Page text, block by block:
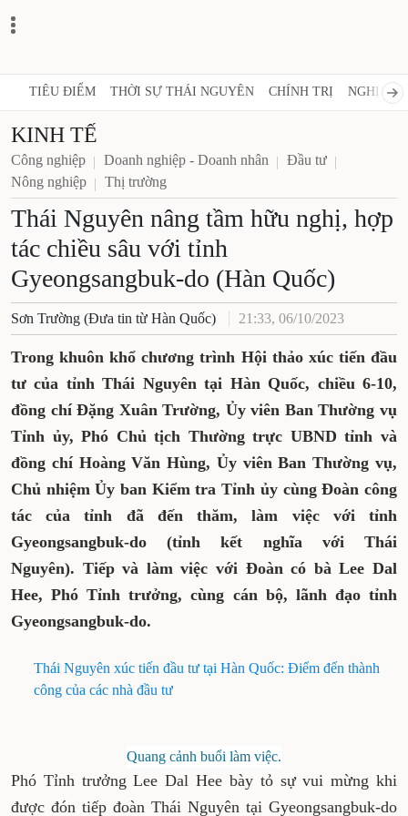
TIÊU ĐIỂM THỜI SỰ THÁI NGUYÊN CHÍNH TRỊ NGHỊ
KINH TẾ
Công nghiệp Doanh nghiệp - Doanh nhân
Đầu tư
Nông nghiệp
Thị trường
Thái Nguyên nâng tầm hữu nghị, hợp
tác chiều sâu với tỉnh
Gyeongsangbuk-do (Hàn Quốc)
Sơn Trường (Đưa tin từ Hàn Quốc) 21:33, 06/10/2023
Trong khuôn khổ chương trình Hội thảo xúc tiến đầu
tư của tỉnh Thái Nguyên tại Hàn Quốc, chiều 6-10,
đồng chí Đặng Xuân Trường, Ủy viên Ban Thường vụ
Tỉnh ủy, Phó Chủ tịch Thường trực UBND tỉnh và
đồng chí Hoàng Văn Hùng, Ủy viên Ban Thường vụ,
Chủ nhiệm Ủy ban Kiểm tra Tỉnh ủy cùng Đoàn công
tác của tỉnh đã đến thăm, làm việc với tỉnh
Gyeongsangbuk-do (tỉnh kết nghĩa với Thái
Nguyên). Tiếp và làm việc với Đoàn có bà Lee Dal
Hee, Phó Tỉnh trưởng, cùng cán bộ, lãnh đạo tỉnh
Gyeongsangbuk-do.
Thái Nguyên xúc tiến đầu tư tại Hàn Quốc: Điểm đến thành
công của các nhà đầu tư
Quang cảnh buổi làm việc.
Phó Tỉnh trưởng Lee Dal Hee bày tỏ sự vui mừng khi
được đón tiếp đoàn Thái Nguyên tại Gyeongsangbuk-do